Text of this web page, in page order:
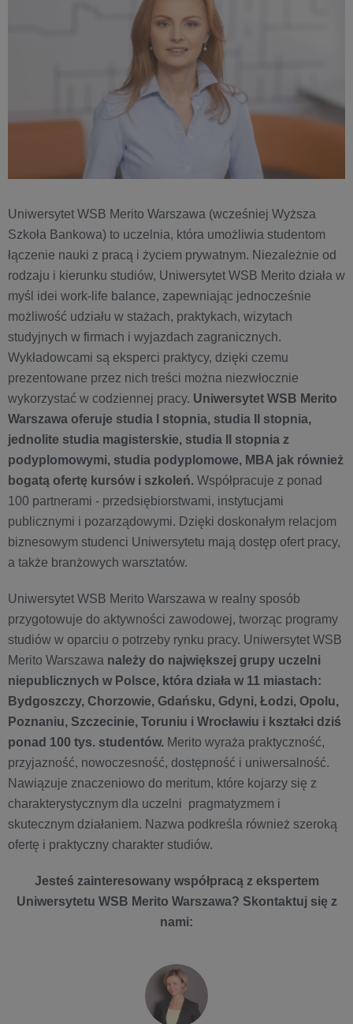
Uniwersytet WSB Merito Warszawa (wcześniej Wyższa
Szkoła Bankowa) to uczelnia, która umożliwia studentom
łączenie nauki z pracą i życiem prywatnym. Niezależnie od
rodzaju i kierunku studiów, Uniwersytet WSB Merito działa w
myśl idei work-life balance, zapewniając jednocześnie
możliwość udziału w stażach, praktykach, wizytach
studyjnych w firmach i wyjazdach zagranicznych.
Wykładowcami są eksperci praktycy, dzięki czemu
prezentowane przez nich treści można niezwłocznie
wykorzystać w codziennej pracy. Uniwersytet WSB Merito
Warszawa oferuje studia I stopnia, studia II stopnia,
jednolite studia magisterskie, studia II stopnia z
podyplomowymi, studia podyplomowe, MBA jak również
bogatą ofertę kursów i szkoleń. Współpracuje z ponad
100 partnerami - przedsiębiorstwami, instytucjami
publicznymi i pozarządowymi. Dzięki doskonałym relacjom
biznesowym studenci Uniwersytetu mają dostęp ofert pracy,
a także branżowych warsztatów.
Uniwersytet WSB Merito Warszawa w realny sposób
przygotowuje do aktywności zawodowej, tworząc programy
studiów w oparciu o potrzeby rynku pracy. Uniwersytet WSB
Merito Warszawa należy do największej grupy uczelni
niepublicznych w Polsce, która działa w 11 miastach:
Bydgoszczy, Chorzowie, Gdańsku, Gdyni, Łodzi, Opolu,
Poznaniu, Szczecinie, Toruniu i Wrocławiu i kształci dziś
ponad 100 tys. studentów. Merito wyraża praktyczność,
przyjazność, nowoczesność, dostępność i uniwersalność.
Nawiązuje znaczeniowo do meritum, które kojarzy się z
charakterystycznym dla uczelni pragmatyzmem i
skutecznym działaniem. Nazwa podkreśla również szeroką
ofertę i praktyczny charakter studiów.
Jesteś zainteresowany współpracą z ekspertem
Uniwersytetu WSB Merito Warszawa? Skontaktuj się z
nami: